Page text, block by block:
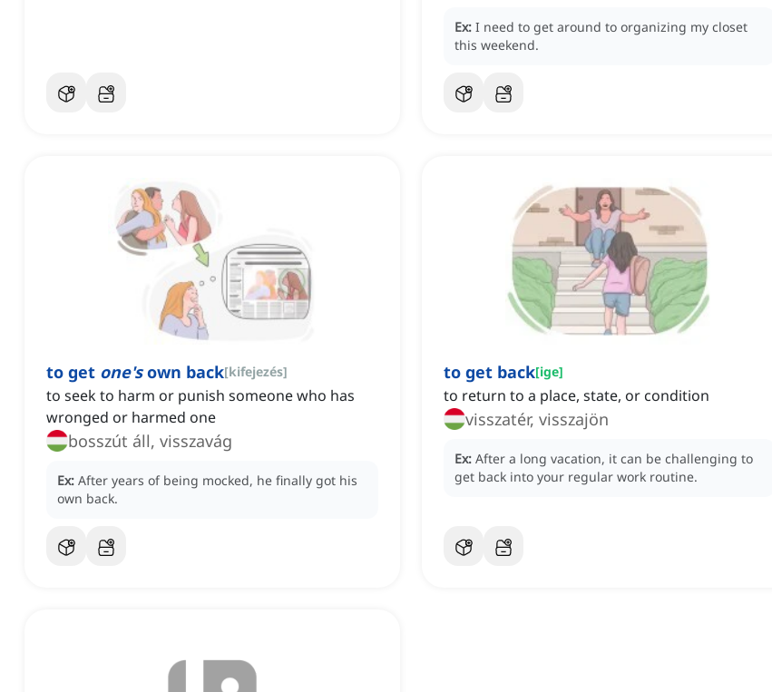
Ex: I need to get around to organizing my closet
this weekend.
to get one'sown back[kifejezés]
to seek to harm or punish someone who has
wronged or harmed one
bosszút áll, visszavág
Ex: After years of being mocked, he finally got his
own back.
to get back[ige]
to return to a place, state, or condition
visszatér, visszajön
Ex: After a long vacation, it can be challenging to
get back into your regular work routine.